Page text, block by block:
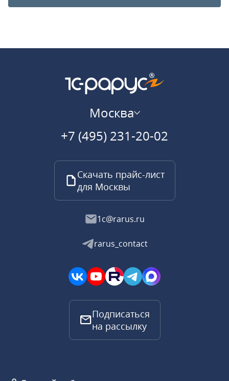
Москва
+7 (495) 231-20-02
Скачать прайс-лист
для Москвы
1c@rarus.ru
rarus_contact
Подписаться
на рассылку